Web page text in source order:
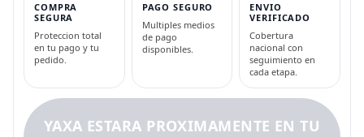
COMPRA
SEGURA
Proteccion total
en tu pago y tu
pedido.
PAGO SEGURO
Multiples medios
de pago
disponibles.
ENVIO
VERIFICADO
Cobertura
nacional con
seguimiento en
cada etapa.
YAXA ESTARA PROXIMAMENTE EN TU